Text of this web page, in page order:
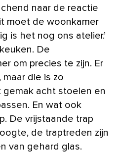
naar de reactie
moet de woonkamer
is het nog ons atelier.’
De
om precies te zijn. Er
die is zo
acht stoelen en
En wat ook
De vrijstaande trap
de traptreden zijn
van gehard glas.